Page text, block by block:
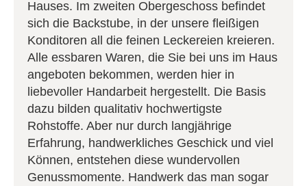
Hauses. Im zweiten Obergeschoss befindet
sich die Backstube, in der unsere fleißigen
Konditoren all die feinen Leckereien kreieren.
Alle essbaren Waren, die Sie bei uns im Haus
angeboten bekommen, werden hier in
liebevoller Handarbeit hergestellt. Die Basis
dazu bilden qualitativ hochwertigste
Rohstoffe. Aber nur durch langjährige
Erfahrung, handwerkliches Geschick und viel
Können, entstehen diese wundervollen
Genussmomente. Handwerk das man sogar